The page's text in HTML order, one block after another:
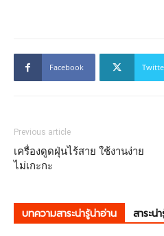
Facebook
Previous article
เครื่องดูดฝุ่นไร้สาย ใช้งานง่าย
ไม่เกะกะ
บทความสาระน่ารู้น่าอ่าน สาระน่